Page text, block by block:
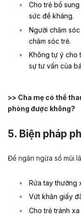
Cho trẻ bổ sung
sức đề kháng.
Người chăm
chăm sóc trẻ.
Không tự ý cho
sự tư vấn của
>> Cha mẹ có thể
phòng được không?
5. Biện pháp
Để ngăn ngừa sổ mũi
Rửa tay thường
Vứt khăn giấy
Cho trẻ tránh